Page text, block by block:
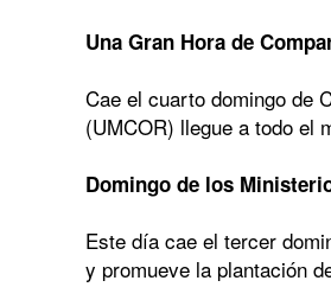
Una Gran Hora de
Cae el cuarto domingo de
(UMCOR) llegue a todo el
Domingo de los
Este día cae el tercer
y promueve la plantación